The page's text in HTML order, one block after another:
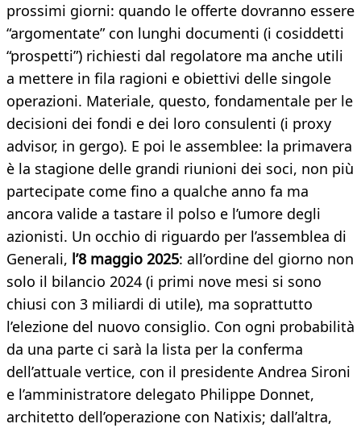
prossimi giorni: quando le offerte dovranno essere
“argomentate” con lunghi documenti (i cosiddetti
“prospetti”) richiesti dal regolatore ma anche utili
a mettere in fila ragioni e obiettivi delle singole
operazioni. Materiale, questo, fondamentale per le
decisioni dei fondi e dei loro consulenti (i proxy
advisor, in gergo). E poi le assemblee: la primavera
è la stagione delle grandi riunioni dei soci, non più
partecipate come fino a qualche anno fa ma
ancora valide a tastare il polso e l’umore degli
azionisti. Un occhio di riguardo per l’assemblea di
Generali, l’8 maggio 2025: all’ordine del giorno non
solo il bilancio 2024 (i primi nove mesi si sono
chiusi con 3 miliardi di utile), ma soprattutto
l’elezione del nuovo consiglio. Con ogni probabilità
da una parte ci sarà la lista per la conferma
dell’attuale vertice, con il presidente Andrea Sironi
e l’amministratore delegato Philippe Donnet,
architetto dell’operazione con Natixis; dall’altra,